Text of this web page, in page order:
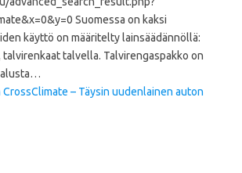
Suomessa on kaksi
käyttö on määritelty lainsäädännöllä:
talvirenkaat talvella. Talvirengaspakko on
alusta…
– Täysin uudenlainen auton